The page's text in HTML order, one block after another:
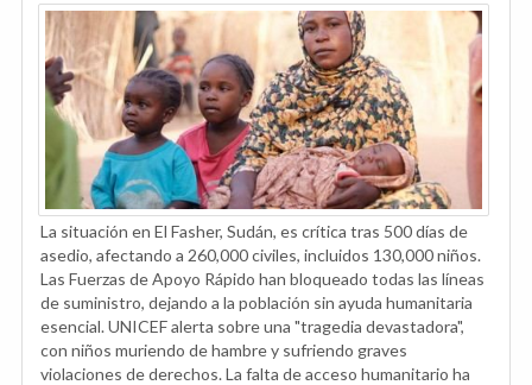
La situación en El Fasher, Sudán, es crítica tras 500 días de
asedio, afectando a 260,000 civiles, incluidos 130,000 niños.
Las Fuerzas de Apoyo Rápido han bloqueado todas las líneas
de suministro, dejando a la población sin ayuda humanitaria
esencial. UNICEF alerta sobre una "tragedia devastadora",
con niños muriendo de hambre y sufriendo graves
violaciones de derechos. La falta de acceso humanitario ha